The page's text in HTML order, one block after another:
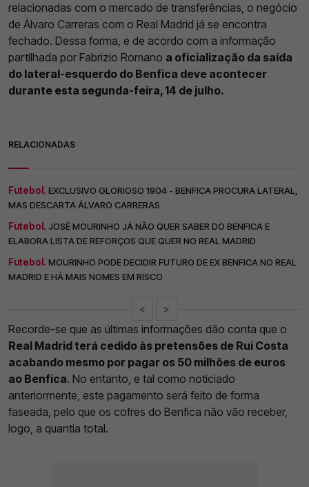
relacionadas com o mercado de transferências, o negócio
de Álvaro Carreras com o Real Madrid já se encontra
fechado. Dessa forma, e de acordo com a informação
partilhada por Fabrizio Romano a oficialização da saída
do lateral-esquerdo do Benfica deve acontecer
durante esta segunda-feira, 14 de julho.
RELACIONADAS
Futebol. EXCLUSIVO GLORIOSO 1904 - BENFICA PROCURA LATERAL,
MAS DESCARTA ÁLVARO CARRERAS
Futebol. JOSÉ MOURINHO JÁ NÃO QUER SABER DO BENFICA E
ELABORA LISTA DE REFORÇOS QUE QUER NO REAL MADRID
Futebol. MOURINHO PODE DECIDIR FUTURO DE EX BENFICA NO REAL
MADRID E HÁ MAIS NOMES EM RISCO
< >
Recorde-se que as últimas informações dão conta que o
Real Madrid terá cedido às pretensões de Rui Costa
acabando mesmo por pagar os 50 milhões de euros
ao Benfica. No entanto, e tal como noticiado
anteriormente, este pagamento será feito de forma
faseada, pelo que os cofres do Benfica não vão receber,
logo, a quantia total.